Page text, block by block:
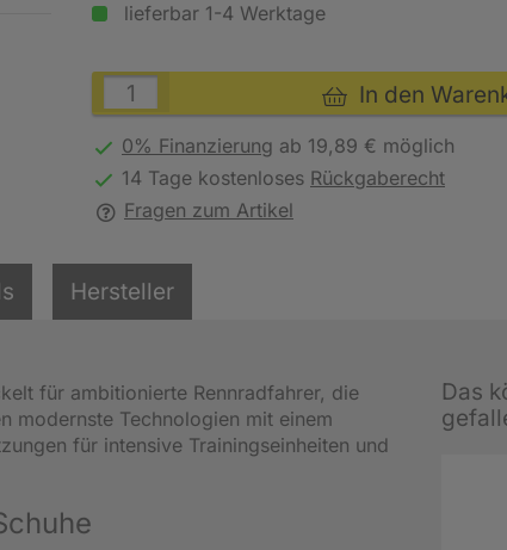
lieferbar 1-4 Werktage
In den
0% Finanzierung ab 19,89 € möglich
14 Tage kostenloses Rückgaberecht
Fragen zum Artikel
Hersteller
für ambitionierte Rennradfahrer, die
modernste Technologien mit einem
für intensive Trainingseinheiten und
Das